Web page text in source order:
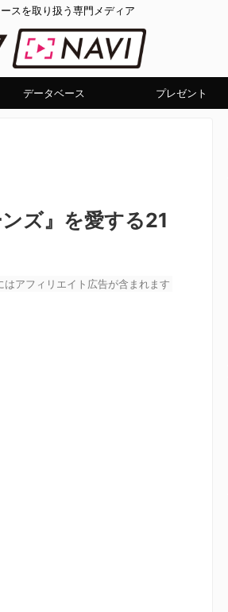
スを取り扱う専門メディア
データベース プレゼント
ズ』を愛する21
はアフィリエイト広告が含まれます